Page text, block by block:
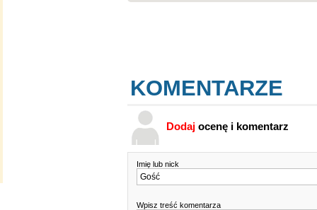
KOMENTARZE
Dodajocenę i komentarz
Imię lub nick
Wpisz treść komentarza